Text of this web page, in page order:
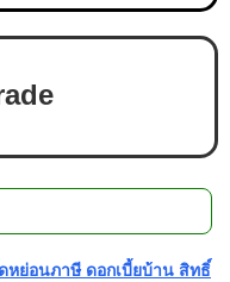
หย่อนภาษี ดอกเบี้ยบ้าน สิทธิ์